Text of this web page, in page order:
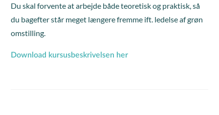
Du skal forvente at arbejde både teoretisk og praktisk, så
du bagefter står meget længere fremme ift. ledelse af grøn
omstilling.
Download kursusbeskrivelsen her